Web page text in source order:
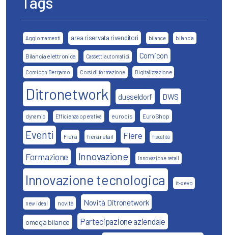
Aggiornamenti area riservata rivenditori bilance bilancia
Bilancia elettronica Cassetti automatici Comicon
Comicon Bergamo Corsi di formazione Digitalizzazione
Ditronetwork dusseldorf DWS
dynamic Efficienza operativa eurocis EuroShop
Eventi Fiera fiera retail Fiere fiscalità
Formazione Innovazione Innovazione retail
Innovazione tecnologica it-x evo
new ideal novità Novità Ditronetwork
omega bilance Partecipazione aziendale